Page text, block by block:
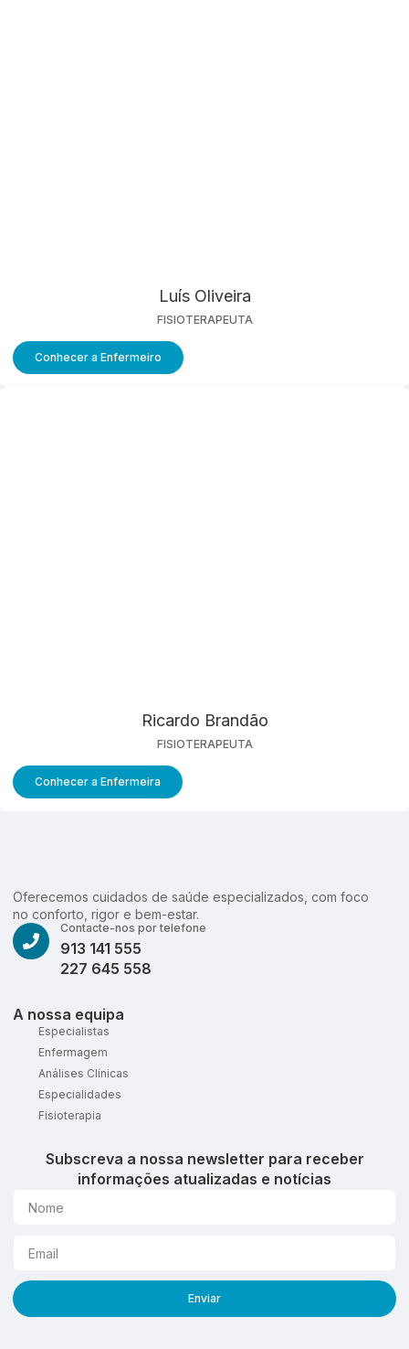
Luís Oliveira
FISIOTERAPEUTA
Conhecer a Enfermeiro
Ricardo Brandão
FISIOTERAPEUTA
Conhecer a Enfermeira
Oferecemos cuidados de saúde especializados, com foco
no conforto, rigor e bem-estar.
Contacte-nos por telefone
913 141 555
227 645 558
A nossa equipa
Especialistas
Enfermagem
Análises Clínicas
Especialidades
Fisioterapia
Subscreva a nossa newsletter para receber
informações atualizadas e notícias
Enviar